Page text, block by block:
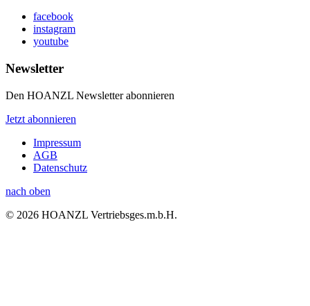
facebook
instagram
youtube
Newsletter
Den HOANZL Newsletter abonnieren
Jetzt abonnieren
Impressum
AGB
Datenschutz
nach oben
© 2026 HOANZL Vertriebsges.m.b.H.